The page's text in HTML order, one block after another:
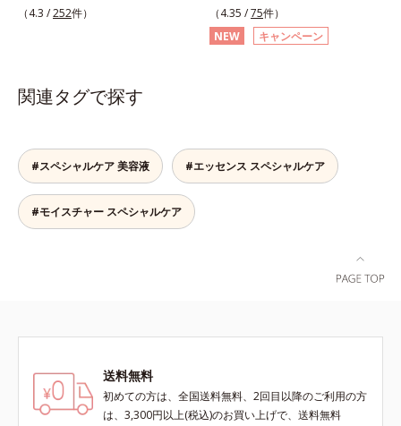
のある美肌へと整えます。*1 クチ
ナシ果実エキス、ハトムギ種子エキ
ス、ユズ果実エキス、水添レシチ
ーストステップのこと*4 細胞間脂
質に類似した構造*5 保湿成分
です。年齢印象研究に基づいた肌サ
(*1)作りのサポートをします。オル
ンバー グロウプレセラム」は、オ
イル成分(*2)が肌に素早くなじみ、
肌をやわらかくしながら角層まで浸
透。ADセラミドミックスが肌をす
こやかに整え、うるおいを蓄える肌
ぐす複合成分
（4.3 /252件）
ニキビスキンケア「クリアフルシリ
ーズ」の先行型美容液です。こわば
った角質をやわらかくほぐし、毛穴
植物由来成分や「ナノVCショット
カプセル」を採用。化粧水前に塗る
※敏感肌対象パッチテスト済（すべ
と）ができないというわけではあり
ません
（4.35 /75件）
NEW
キャンペーン
関連タグで探す
#スペシャルケア 美容液 #エッセンス スペシャルケア
#モイスチャー スペシャルケア
送料無料
初めての方は、全国送料無料、2回目以降のご利用の方
は、3,300円以上(税込)のお買い上げで、送料無料